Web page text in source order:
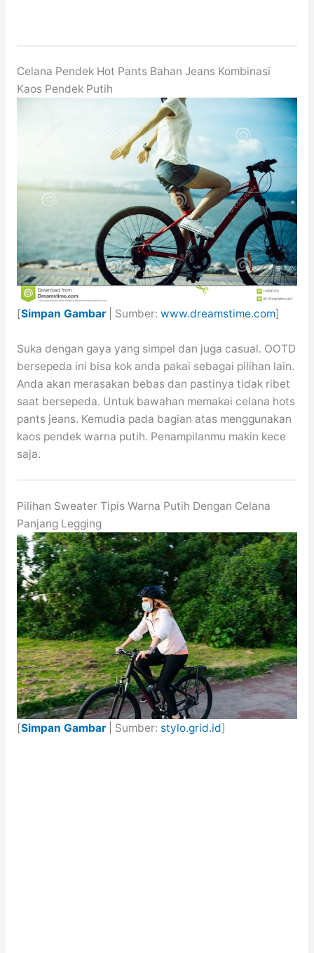
Celana Pendek Hot Pants Bahan Jeans Kombinasi
Kaos Pendek Putih
[Simpan Gambar| Sumber: www.dreamstime.com]
Suka dengan gaya yang simpel dan juga casual. OOTD
bersepeda ini bisa kok anda pakai sebagai pilihan lain.
Anda akan merasakan bebas dan pastinya tidak ribet
saat bersepeda. Untuk bawahan memakai celana hots
pants jeans. Kemudia pada bagian atas menggunakan
kaos pendek warna putih. Penampilanmu makin kece
saja.
Pilihan Sweater Tipis Warna Putih Dengan Celana
Panjang Legging
[Simpan Gambar| Sumber: stylo.grid.id]